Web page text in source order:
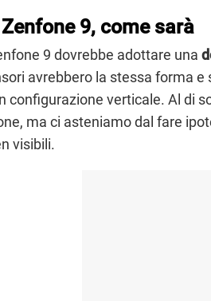
9, come sarà
9 dovrebbe adottare una
avrebbero la stessa forma
configurazione verticale. Al di
ma ci asteniamo dal fare
visibili.